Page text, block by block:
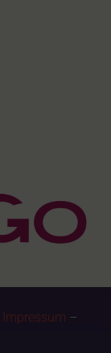
Impressum –